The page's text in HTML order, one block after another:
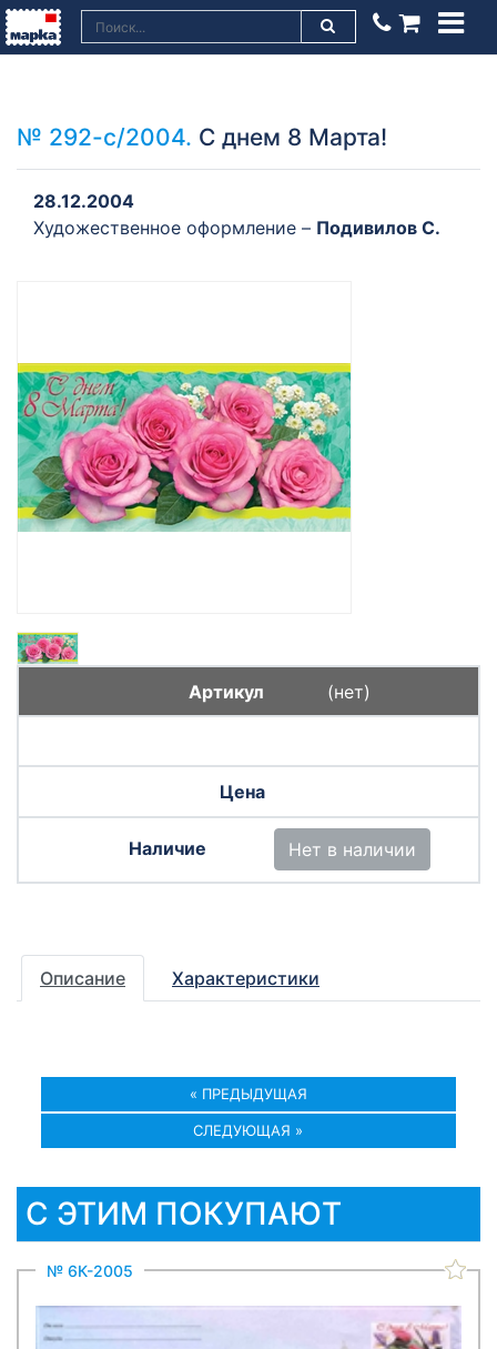
№ 292-с/2004. С днем 8 Марта!
28.12.2004
Художественное оформление – Подивилов С.
(нет)
Нет в наличии
Описание Характеристики
« ПРЕДЫДУЩАЯ
СЛЕДУЮЩАЯ »
С ЭТИМ ПОКУПАЮТ
№ 6К-2005